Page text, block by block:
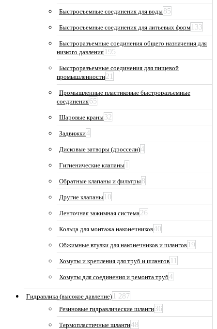
Быстросъемные соединения для воды85
Быстросъемные соединения для литьевых форм 133
Быстроразъемные соединения общего назначения для
низкого давления 195
Быстроразъемные соединения для пищевой
промышленности21
Промышленные пластиковые быстроразъемные
соединения65
Шаровые краны32
Задвижки4
Дисковые затворы (дроссели)4
Гигиенические клапаны 1
Обратные клапаны и фильтры8
Другие клапаны 10
Ленточная зажимная система26
Кольца для монтажа наконечников40
Обжимные втулки для наконечников и шлангов 19
Хомуты и крепления для труб и шлангов 11
Хомуты для соединения и ремонта труб4
Гидравлика (высокое давление) 1 287
Резиновые гидравлические шланги36
Термопластичные шланги48